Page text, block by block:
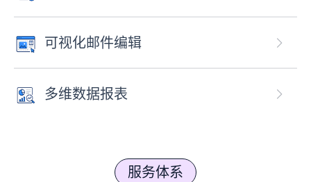
可视化邮件编辑
多维数据报表
服务体系